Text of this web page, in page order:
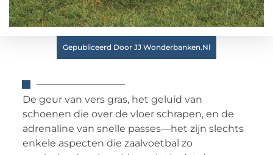
Gepubliceerd Door JJ Wonderbanken.nl
De geur van vers gras, het geluid van
schoenen die over de vloer schrapen, en de
adrenaline van snelle passes—het zijn slechts
enkele aspecten die zaalvoetbal zo